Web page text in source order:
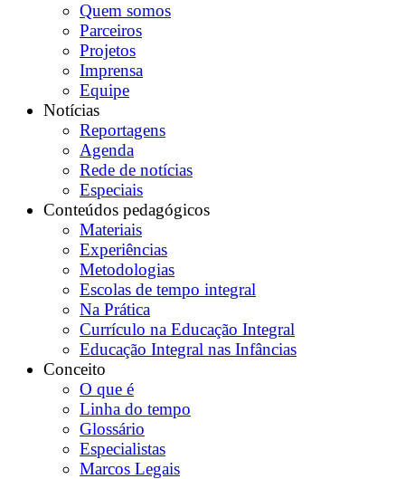
Quem somos
Parceiros
Projetos
Imprensa
Equipe
Notícias
Reportagens
Agenda
Rede de notícias
Especiais
Conteúdos pedagógicos
Materiais
Experiências
Metodologias
Escolas de tempo integral
Na Prática
Currículo na Educação Integral
Educação Integral nas Infâncias
Conceito
O que é
Linha do tempo
Glossário
Especialistas
Marcos Legais